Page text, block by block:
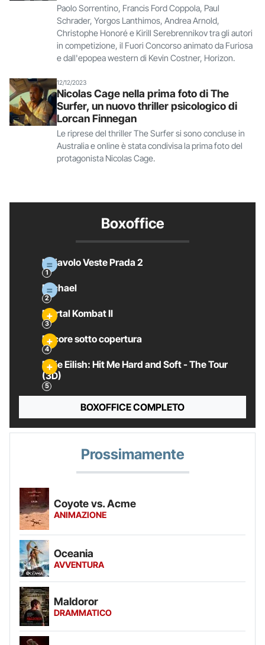
Paolo Sorrentino, Francis Ford Coppola, Paul
Schrader, Yorgos Lanthimos, Andrea Arnold,
Christophe Honoré e Kirill Serebrennikov tra gli autori
in competizione, il Fuori Concorso animato da Furiosa
e dall'epopea western di Kevin Costner, Horizon.
12/12/2023
Nicolas Cage nella prima foto di The
Surfer, un nuovo thriller psicologico di
Lorcan Finnegan
Le riprese del thriller The Surfer si sono concluse in
Australia e online è stata condivisa la prima foto del
protagonista Nicolas Cage.
Boxoffice
Il Diavolo Veste Prada 2
Michael
Mortal Kombat II
Pecore sotto copertura
Billie Eilish: Hit Me Hard and Soft - The Tour
(3D)
BOXOFFICE COMPLETO
Prossimamente
Coyote vs. Acme
ANIMAZIONE
Oceania
AVVENTURA
Maldoror
DRAMMATICO